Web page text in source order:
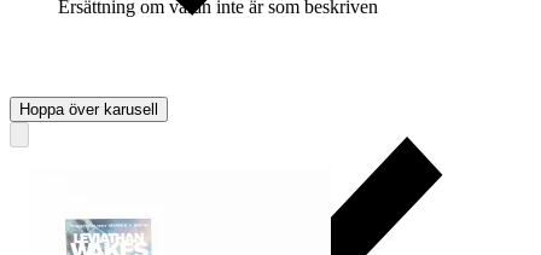
Ersättning om varan inte är som beskriven
Hoppa över karusell